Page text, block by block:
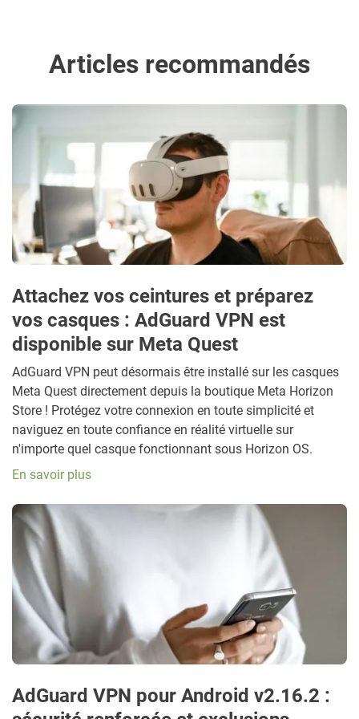
Articles recommandés
Attachez vos ceintures et préparez
vos casques : AdGuard VPN est
disponible sur Meta Quest
AdGuard VPN peut désormais être installé sur les casques
Meta Quest directement depuis la boutique Meta Horizon
Store ! Protégez votre connexion en toute simplicité et
naviguez en toute confiance en réalité virtuelle sur
n'importe quel casque fonctionnant sous Horizon OS.
En savoir plus
AdGuard VPN pour Android v2.16.2 :